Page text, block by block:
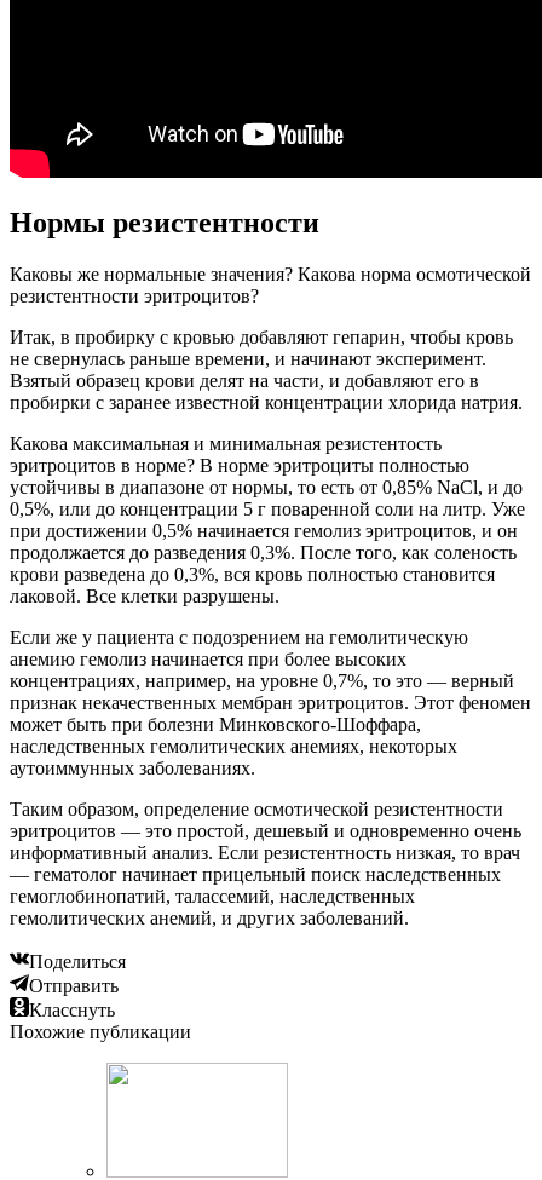
Нормы резистентности
Каковы же нормальные значения? Какова норма осмотической
резистентности эритроцитов?
Итак, в пробирку с кровью добавляют гепарин, чтобы кровь
не свернулась раньше времени, и начинают эксперимент.
Взятый образец крови делят на части, и добавляют его в
пробирки с заранее известной концентрации хлорида натрия.
Какова максимальная и минимальная резистентость
эритроцитов в норме? В норме эритроциты полностью
устойчивы в диапазоне от нормы, то есть от 0,85% NaCl, и до
0,5%, или до концентрации 5 г поваренной соли на литр. Уже
при достижении 0,5% начинается гемолиз эритроцитов, и он
продолжается до разведения 0,3%. После того, как соленость
крови разведена до 0,3%, вся кровь полностью становится
лаковой. Все клетки разрушены.
Если же у пациента с подозрением на гемолитическую
анемию гемолиз начинается при более высоких
концентрациях, например, на уровне 0,7%, то это — верный
признак некачественных мембран эритроцитов. Этот феномен
может быть при болезни Минковского-Шоффара,
наследственных гемолитических анемиях, некоторых
аутоиммунных заболеваниях.
Таким образом, определение осмотической резистентности
эритроцитов — это простой, дешевый и одновременно очень
информативный анализ. Если резистентность низкая, то врач
— гематолог начинает прицельный поиск наследственных
гемоглобинопатий, талассемий, наследственных
гемолитических анемий, и других заболеваний.
Поделиться
Отправить
Класснуть
Похожие публикации